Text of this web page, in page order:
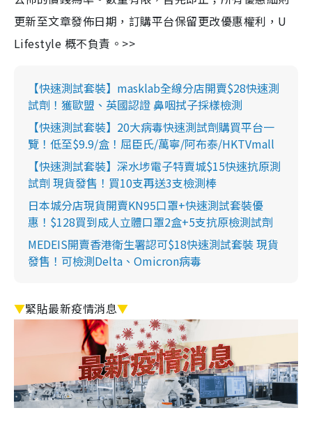
更新至文章發佈日期，訂購平台保留更改優惠權利，U
Lifestyle 概不負責。>>
【快速測試套裝】masklab全線分店開賣$28快速測
試劑！獲歐盟、英國認證 鼻咽拭子採樣檢測
【快速測試套裝】20大病毒快速測試劑購買平台一
覽！低至$9.9/盒！屈臣氏/萬寧/阿布泰/HKTVmall
【快速測試套裝】深水埗電子特賣城$15快速抗原測
試劑 現貨發售！買10支再送3支檢測棒
日本城分店現貨開賣KN95口罩+快速測試套裝優
惠！$128買到成人立體口罩2盒+5支抗原檢測試劑
MEDEIS開賣香港衛生署認可$18快速測試套裝 現貨
發售！可檢測Delta、Omicron病毒
▼緊貼最新疫情消息▼